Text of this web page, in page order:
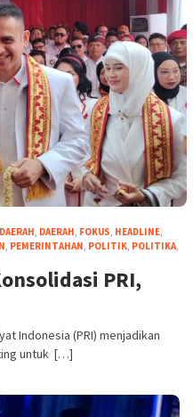
DAERAH, DAERAH, FOKUS, HEADLINE,
, PEMERINTAHAN, POLITIK, POLITIKA,
PRI,
Indonesia (PRI) menjadikan
untuk […]